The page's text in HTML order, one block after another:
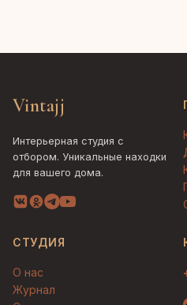
Vintajj
Интерьерная студия с
отбором. Уникальные находки
для вашего дома.
СТУДИЯ
О нас
Журнал